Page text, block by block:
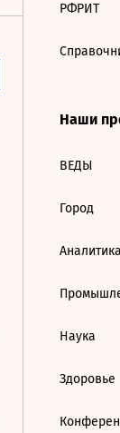
РФРИТ
Наши
ВЕДЫ
Город
Аналитика
Наука
Здоровье